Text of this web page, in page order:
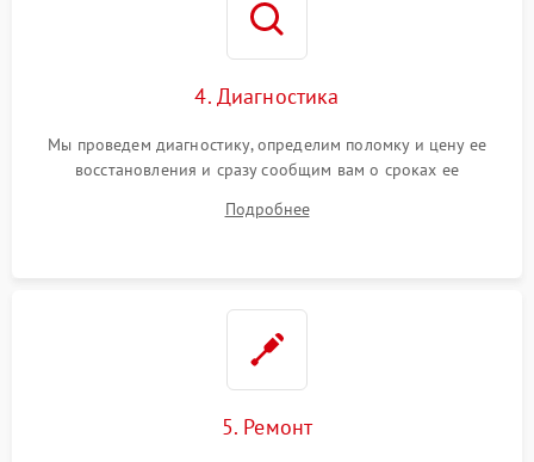
4. Диагностика
Мы проведем диагностику, определим поломку и цену ее
восстановления и сразу сообщим вам о сроках ее
Подробнее
5. Ремонт